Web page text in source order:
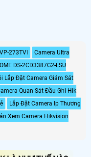
273TVI
Camera Ultra
DS-2CD3387G2-LSU
Lắp Đặt Camera Giám Sát
Quan Sát Đầu Ghi Hik
Lắp Đặt Camera Ip Thương
Xem Camera Hikvision